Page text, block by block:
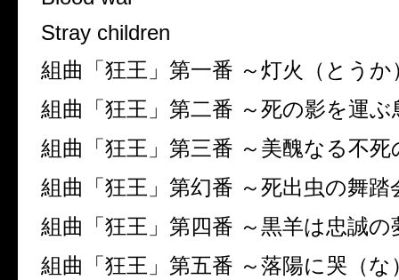
Stray children
組曲「狂王」第一番 ～灯火（とうか
組曲「狂王」第二番 ～死の影を運ぶ
組曲「狂王」第三番 ～美醜なる不死
組曲「狂王」第幻番 ～死出虫の舞踏
組曲「狂王」第四番 ～黒羊は忠誠の
組曲「狂王」第五番 ～落陽に哭（な